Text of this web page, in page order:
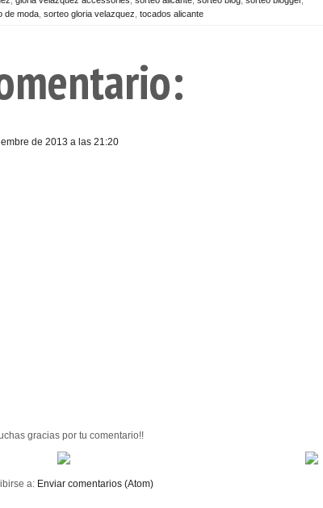
de moda, sorteo gloria velazquez tocados alicante
de 2013 a las 21:20
gracias por tu comentario!!
a: Enviar comentarios (Atom)